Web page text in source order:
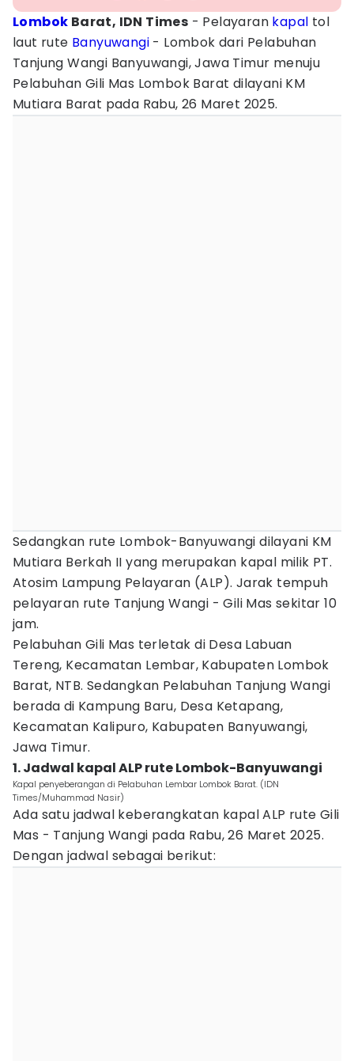
Lombok Barat, IDN Times - Pelayaran kapal tol
laut rute Banyuwangi - Lombok dari Pelabuhan
Tanjung Wangi Banyuwangi, Jawa Timur menuju
Pelabuhan Gili Mas Lombok Barat dilayani KM
Mutiara Barat pada Rabu, 26 Maret 2025.
Sedangkan rute Lombok-Banyuwangi dilayani KM
Mutiara Berkah II yang merupakan kapal milik PT.
Atosim Lampung Pelayaran (ALP). Jarak tempuh
pelayaran rute Tanjung Wangi - Gili Mas sekitar 10
jam.
Pelabuhan Gili Mas terletak di Desa Labuan
Tereng, Kecamatan Lembar, Kabupaten Lombok
Barat, NTB. Sedangkan Pelabuhan Tanjung Wangi
berada di Kampung Baru, Desa Ketapang,
Kecamatan Kalipuro, Kabupaten Banyuwangi,
Jawa Timur.
1. Jadwal kapal ALP rute Lombok-Banyuwangi
Kapal penyeberangan di Pelabuhan Lembar Lombok Barat. (IDN
Times/Muhammad Nasir)
Ada satu jadwal keberangkatan kapal ALP rute Gili
Mas - Tanjung Wangi pada Rabu, 26 Maret 2025.
Dengan jadwal sebagai berikut: